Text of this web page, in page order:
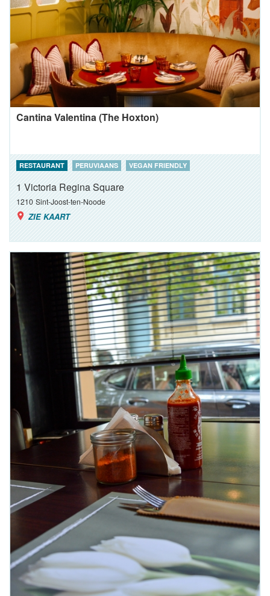
Cantina Valentina (The Hoxton)
RESTAURANT PERUVIAANS VEGAN FRIENDLY
1 Victoria Regina Square
1210 Sint-Joost-ten-Noode
ZIE KAART